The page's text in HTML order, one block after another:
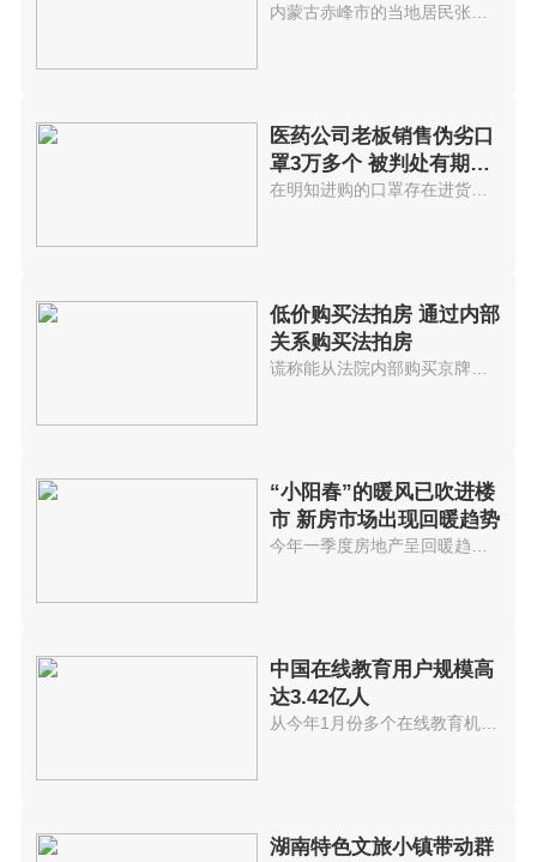
内蒙古赤峰市的当地居民张某被朋...
医药公司老板销售伪劣口
罩3万多个 被判处有期徒
刑7年
在明知进购的口罩存在进货渠道不...
低价购买法拍房 通过内部
关系购买法拍房
“小阳春”的暖风已吹进楼
市 新房市场出现回暖趋势
中国在线教育用户规模高
达3.42亿人
从今年1月份多个在线教育机构因...
湖南特色文旅小镇带动群